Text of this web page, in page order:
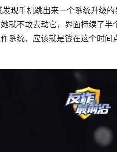
现手机跳出来一个系统升级的
就不敢去动它，界面持续了半
系统，应该就是钱在这个时间